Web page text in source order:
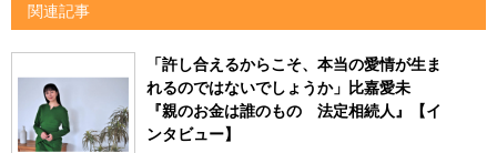
関連記事
「許し合えるからこそ、本当の愛情が生ま
れるのではないでしょうか」比嘉愛未
『親のお金は誰のもの 法定相続人』【イ
ンタビュー】